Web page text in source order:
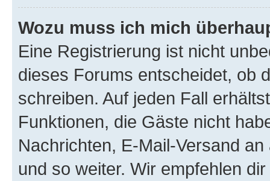
Wozu muss ich mich
Eine Registrierung ist nicht
dieses Forums entscheidet, ob
schreiben. Auf jeden Fall
Funktionen, die Gäste nicht
Nachrichten, E-Mail-Versand
und so weiter. Wir empfehlen